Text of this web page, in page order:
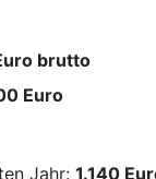
brutto
Euro
Jahr: 1.140